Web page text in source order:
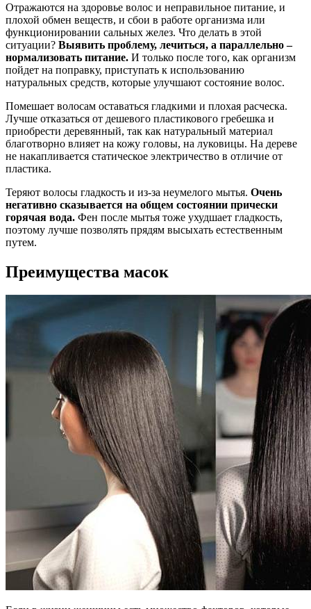
Отражаются на здоровье волос и неправильное питание, и
плохой обмен веществ, и сбои в работе организма или
функционировании сальных желез. Что делать в этой
ситуации? Выявить проблему, лечиться, а параллельно –
нормализовать питание. И только после того, как организм
пойдет на поправку, приступать к использованию
натуральных средств, которые улучшают состояние волос.
Помешает волосам оставаться гладкими и плохая расческа.
Лучше отказаться от дешевого пластикового гребешка и
приобрести деревянный, так как натуральный материал
благотворно влияет на кожу головы, на луковицы. На дереве
не накапливается статическое электричество в отличие от
пластика.
Теряют волосы гладкость и из-за неумелого мытья. Очень
негативно сказывается на общем состоянии прически
горячая вода. Фен после мытья тоже ухудшает гладкость,
поэтому лучше позволять прядям высыхать естественным
путем.
Преимущества масок